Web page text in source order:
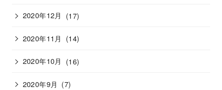
2020年12月 (17)
2020年11月 (14)
2020年10月 (16)
2020年9月 (7)